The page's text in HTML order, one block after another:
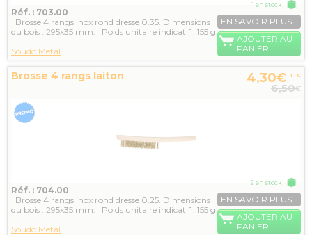
Réf. : 703.00
Brosse 4 rangs inox rond dresse 0.35. Dimensions
du bois : 295x35 mm. Poids unitaire indicatif : 155 g
...
Soudo Metal
1 en stock
EN SAVOIR PLUS
AJOUTER AU
PANIER
Brosse 4 rangs laiton 4,30€ TTC
6,50€
Réf. : 704.00
Brosse 4 rangs inox rond dresse 0.25. Dimensions
du bois : 295x35 mm. Poids unitaire indicatif : 155 g
...
Soudo Metal
2 en stock
EN SAVOIR PLUS
AJOUTER AU
PANIER